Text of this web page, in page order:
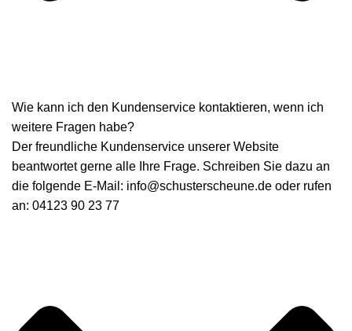
Wie kann ich den Kundenservice kontaktieren, wenn ich
weitere Fragen habe?
Der freundliche Kundenservice unserer Website
beantwortet gerne alle Ihre Frage. Schreiben Sie dazu an
die folgende E-Mail: info@schusterscheune.de oder rufen
an: 04123 90 23 77